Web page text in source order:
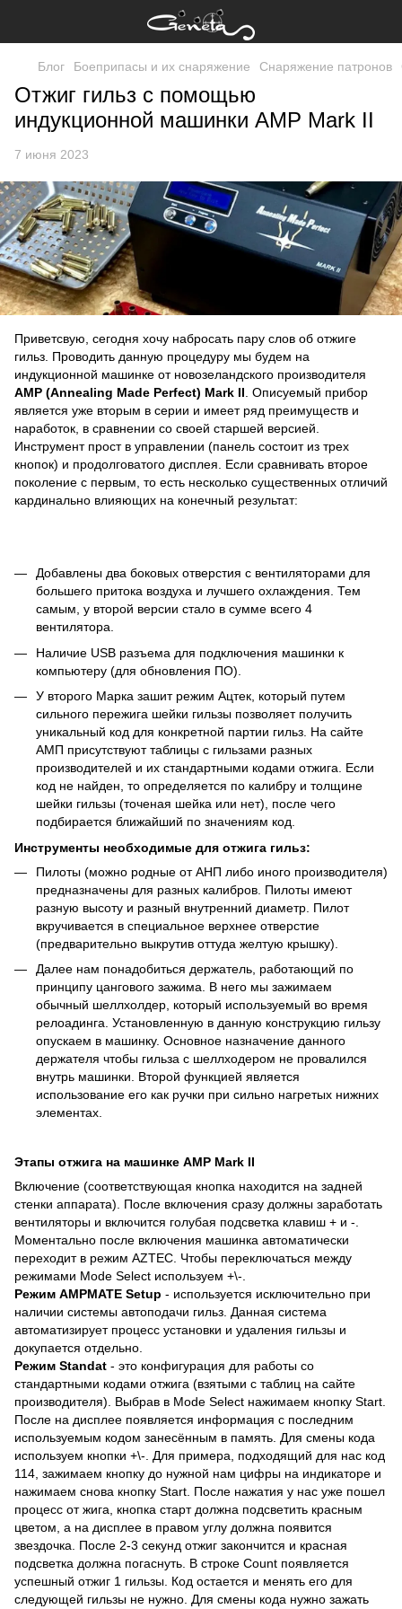
Блог Боеприпасы и их снаряжение Снаряжение патронов
Отжиг гильз с помощью
индукционной машинки AMP Mark II
7 июня 2023
Приветсвую, сегодня хочу набросать пару слов об отжиге
гильз. Проводить данную процедуру мы будем на
индукционной машинке от новозеландского производителя
AMP (Annealing Made Perfect) Mark II. Описуемый прибор
является уже вторым в серии и имеет ряд преимуществ и
наработок, в сравнении со своей старшей версией.
Инструмент прост в управлении (панель состоит из трех
кнопок) и продолговатого дисплея. Если сравнивать второе
поколение с первым, то есть несколько существенных отличий
кардинально влияющих на конечный результат:
Добавлены два боковых отверстия с вентиляторами для
большего притока воздуха и лучшего охлаждения. Тем
самым, у второй версии стало в сумме всего 4
вентилятора.
Наличие USB разъема для подключения машинки к
компьютеру (для обновления ПО).
У второго Марка зашит режим Ацтек, который путем
сильного пережига шейки гильзы позволяет получить
уникальный код для конкретной партии гильз. На сайте
АМП присутствуют таблицы с гильзами разных
производителей и их стандартными кодами отжига. Если
код не найден, то определяется по калибру и толщине
шейки гильзы (точеная шейка или нет), после чего
подбирается ближайший по значениям код.
Инструменты необходимые для отжига гильз:
Пилоты (можно родные от АНП либо иного производителя)
предназначены для разных калибров. Пилоты имеют
разную высоту и разный внутренний диаметр. Пилот
вкручивается в специальное верхнее отверстие
(предварительно выкрутив оттуда желтую крышку).
Далее нам понадобиться держатель, работающий по
принципу цангового зажима. В него мы зажимаем
обычный шеллхолдер, который используемый во время
релоадинга. Установленную в данную конструкцию гильзу
опускаем в машинку. Основное назначение данного
держателя чтобы гильза с шеллходером не провалился
внутрь машинки. Второй функцией является
использование его как ручки при сильно нагретых нижних
элементах.
Этапы отжига на машинке AMP Mark II
Включение (соответствующая кнопка находится на задней
стенки аппарата). После включения сразу должны заработать
вентиляторы и включится голубая подсветка клавиш + и -.
Моментально после включения машинка автоматически
переходит в режим AZTEC. Чтобы переключаться между
режимами Mode Select используем +\-.
Режим AMPMATE Setup - используется исключительно при
наличии системы автоподачи гильз. Данная система
автоматизирует процесс установки и удаления гильзы и
докупается отдельно.
Режим Standat - это конфигурация для работы со
стандартными кодами отжига (взятыми с таблиц на сайте
производителя). Выбрав в Mode Select нажимаем кнопку Start.
После на дисплее появляется информация с последним
используемым кодом занесённым в память. Для смены кода
используем кнопки +\-. Для примера, подходящий для нас код
114, зажимаем кнопку до нужной нам цифры на индикаторе и
нажимаем снова кнопку Start. После нажатия у нас уже пошел
процесс от жига, кнопка старт должна подсветить красным
цветом, а на дисплее в правом углу должна появится
звездочка. После 2-3 секунд отжиг закончится и красная
подсветка должна погаснуть. В строке Count появляется
успешный отжиг 1 гильзы. Код остается и менять его для
следующей гильзы не нужно. Для смены кода нужно зажать